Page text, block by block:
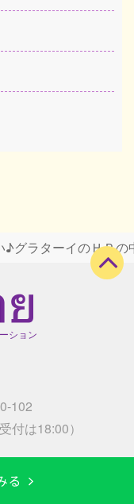
♪グラターイのＨＰの
ション
102
付は18:00）